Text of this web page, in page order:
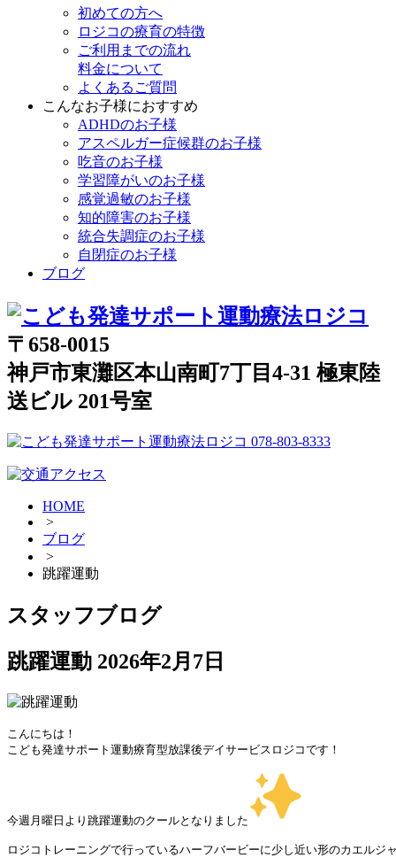
初めての方へ
ロジコの療育の特徴
ご利用までの流れ
料金について
よくあるご質問
こんなお子様におすすめ
ADHDのお子様
アスペルガー症候群のお子様
吃音のお子様
学習障がいのお子様
感覚過敏のお子様
知的障害のお子様
統合失調症のお子様
自閉症のお子様
ブログ
〒658-0015
神戸市東灘区本山南町7丁目4-31 極東陸
送ビル 201号室
HOME
>
ブログ
>
跳躍運動
スタッフブログ
跳躍運動 2026年2月7日
こんにちは！
こども発達サポート運動療育型放課後デイサービスロジコです！
今週月曜日より跳躍運動のクールとなりました
ロジコトレーニングで行っているハーフバービーに少し近い形のカエル